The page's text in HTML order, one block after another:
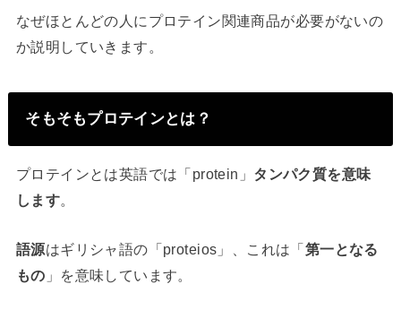
なぜほとんどの人にプロテイン関連商品が必要がないの
か説明していきます。
そもそもプロテインとは？
プロテインとは英語では「protein」 タンパク質を意味
します。
語源はギリシャ語の「proteios」、これは「 第一となる
もの 」を意味しています。